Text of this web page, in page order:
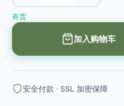
有货
加入购物车
安全付款 · SSL 加密保障